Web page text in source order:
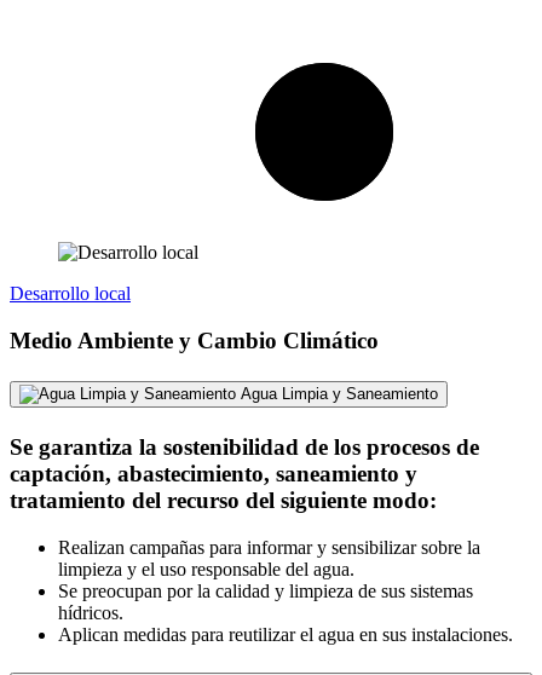
Desarrollo local
Medio Ambiente y Cambio Climático
Agua Limpia y Saneamiento
Se garantiza la sostenibilidad de los procesos de
captación, abastecimiento, saneamiento y
tratamiento del recurso del siguiente modo:
Realizan campañas para informar y sensibilizar sobre la
limpieza y el uso responsable del agua.
Se preocupan por la calidad y limpieza de sus sistemas
hídricos.
Aplican medidas para reutilizar el agua en sus instalaciones.